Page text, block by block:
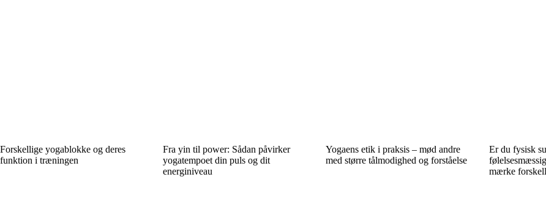
Forskellige yogablokke og deres
funktion i træningen
Fra yin til power: Sådan påvirker
yogatempoet din puls og dit
energiniveau
Yogaens etik i praksis – mød andre
med større tålmodighed og forståelse
Er du fysisk
mærke